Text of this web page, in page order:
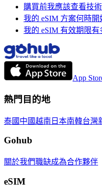
購買前我應該查看技
我的 eSIM 方案何時開
我的 eSIM 有效期限有
App
熱門目的地
泰國 中國越南 日本南韓台灣
Gohub
關於我們職缺成為合作夥伴
eSIM